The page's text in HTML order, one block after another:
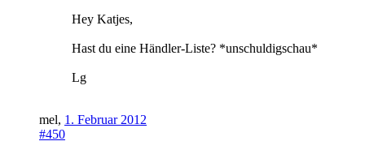
Hey Katjes,
Hast du eine Händler-Liste? *unschuldigschau*
Lg
mel, 1. Februar 2012
#450